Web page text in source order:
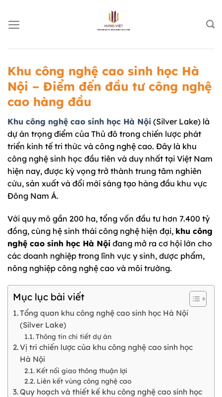
đến
nội
Khu công nghệ cao sinh học Hà
Nội – Điểm đến đầu tư công nghệ
cao hàng đầu
Khu công nghệ cao sinh học Hà Nội (Silver Lake) là
dự án trọng điểm của Thủ đô trong chiến lược phát
triển kinh tế tri thức và công nghệ cao. Đây là khu
công nghệ sinh học đầu tiên và duy nhất tại Việt Nam
hiện nay, được kỳ vọng trở thành trung tâm nghiên
cứu, sản xuất và đổi mới sáng tạo hàng đầu khu vực
Đông Nam Á.
Với quy mô gần 200 ha, tổng vốn đầu tư hơn 7.400 tỷ
đồng, cùng hệ sinh thái công nghệ hiện đại, khu công
nghệ cao sinh học Hà Nội đang mở ra cơ hội lớn cho
các doanh nghiệp trong lĩnh vực y sinh, dược phẩm,
nông nghiệp công nghệ cao và môi trường.
Mục lục bài viết
Tổng quan khu công nghệ cao sinh học Hà Nội
(Silver Lake)
Thông tin chi tiết dự án
Vị trí chiến lược của khu công nghệ cao sinh học
Hà Nội
Kết nối giao thông thuận lợi
Liên kết vùng công nghệ cao
Quy hoạch và thiết kế khu công nghệ cao sinh học